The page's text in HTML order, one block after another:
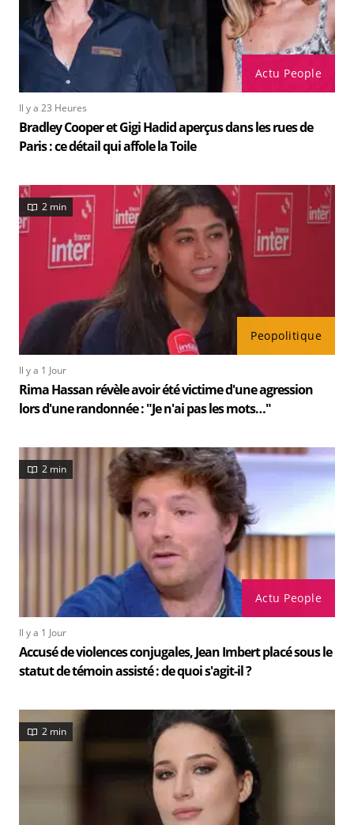
Actu People
Il y a 23 Heures
Bradley Cooper et Gigi Hadid aperçus dans les rues de
Paris : ce détail qui affole la Toile
Peopolitique
2 min
Il y a 1 Jour
Rima Hassan révèle avoir été victime d'une agression
lors d'une randonnée : "Je n'ai pas les mots…"
Actu People
2 min
Il y a 1 Jour
Accusé de violences conjugales, Jean Imbert placé sous le
statut de témoin assisté : de quoi s'agit-il ?
2 min